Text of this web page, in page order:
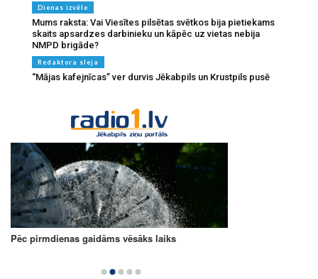
Dienas izvēle
Mums raksta: Vai Viesītes pilsētas svētkos bija pietiekams
skaits apsardzes darbinieku un kāpēc uz vietas nebija
NMPD brigāde?
Redaktora sleja
“Mājas kafejnīcas” ver durvis Jēkabpils un Krustpils pusē